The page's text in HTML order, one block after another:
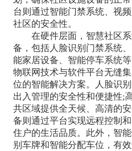
台则通过智能门禁系统、视
社区的安全性。
在硬件层面，智慧社区系
备，包括人脸识别门禁系统
能家居设备、智能停车系统
物联网技术与软件平台无缝
位的智能解决方案。人脸识
出入管理的安全性和便捷性;
共区域提供全天候、高清的
备则通过平台实现远程控制
住户的生活品质。此外，智
别车牌和智能分配车位，有效